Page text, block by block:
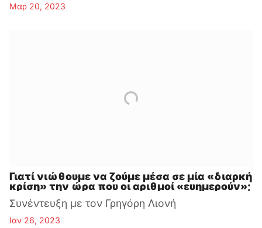
Μαρ 20, 2023
Γιατί νιώθουμε να ζούμε μέσα σε μία «διαρκή
κρίση» την ώρα που οι αριθμοί «ευημερούν»;
Συνέντευξη με τον Γρηγόρη Λιονή
Ιαν 26, 2023